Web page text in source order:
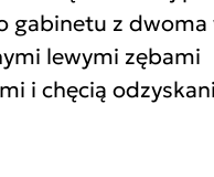
gabinetu z
lewymi zębami
i chęcią